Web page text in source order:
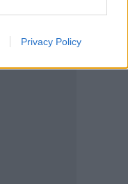
Privacy Policy